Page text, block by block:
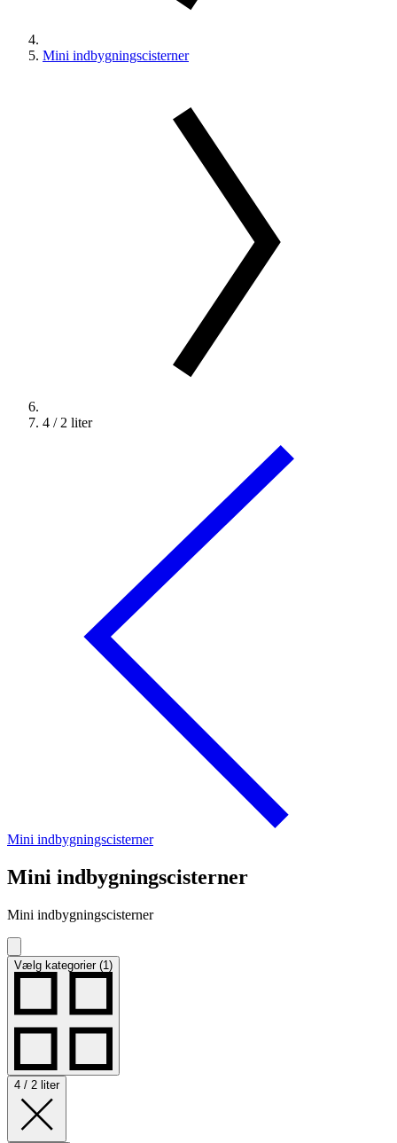
Mini indbygningscisterner
4 / 2 liter
Mini indbygningscisterner
Mini indbygningscisterner
Mini indbygningscisterner
Vælg kategorier (1)
4 / 2 liter